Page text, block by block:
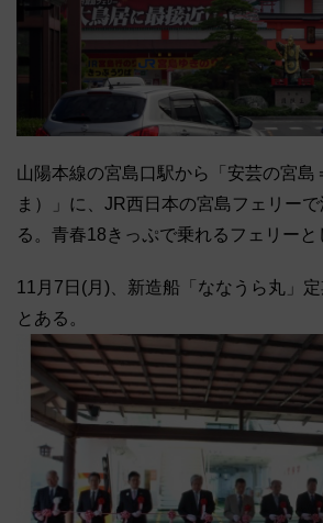
山陽本線の宮島口駅から「安芸の宮島
ま）」に、JR西日本の宮島フェリー
る。青春18きっぷで乗れるフェリーと
11月7日(月)、新造船「ななうら丸」定
とある。